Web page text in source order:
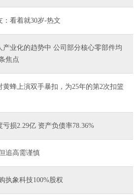
：看着就30岁-热文
业化的趋势中 公司部分核心零部件均
焦点
蜂上演双手暴扣，为25年的第2次扣篮
损2.29亿 资产负债率78.36%
追高需谨慎
执象科技100%股权